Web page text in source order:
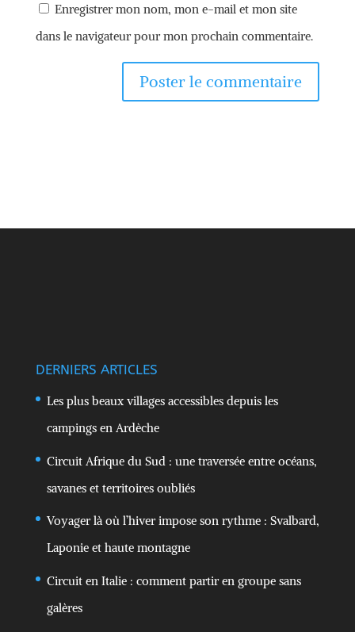
Enregistrer mon nom, mon e-mail et mon site
dans le navigateur pour mon prochain commentaire.
DERNIERS ARTICLES
Les plus beaux villages accessibles depuis les
campings en Ardèche
Circuit Afrique du Sud : une traversée entre océans,
savanes et territoires oubliés
Voyager là où l’hiver impose son rythme : Svalbard,
Laponie et haute montagne
Circuit en Italie : comment partir en groupe sans
galères